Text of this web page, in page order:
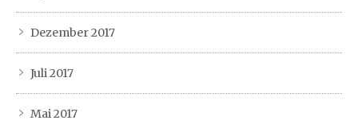
Dezember 2017
Juli 2017
Mai 2017